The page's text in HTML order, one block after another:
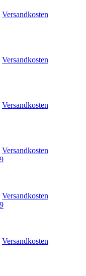
Versandkosten
Versandkosten
Versandkosten
Versandkosten
Versandkosten
Versandkosten